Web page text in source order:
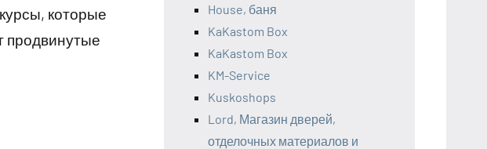
которые
продвинутые
House, баня
KaKastom Box
KaKastom Box
KM-Service
Kuskoshops
Lord, Магазин дверей,
отделочных материалов и